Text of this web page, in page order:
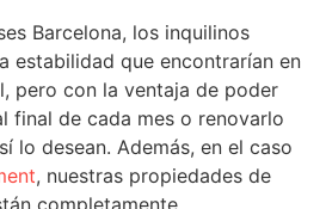
Barcelona, los inquilinos
estabilidad que encontrarían en
pero con la ventaja de poder
final de cada mes o renovarlo
lo desean. Además, en el caso
, nuestras propiedades de
completamente